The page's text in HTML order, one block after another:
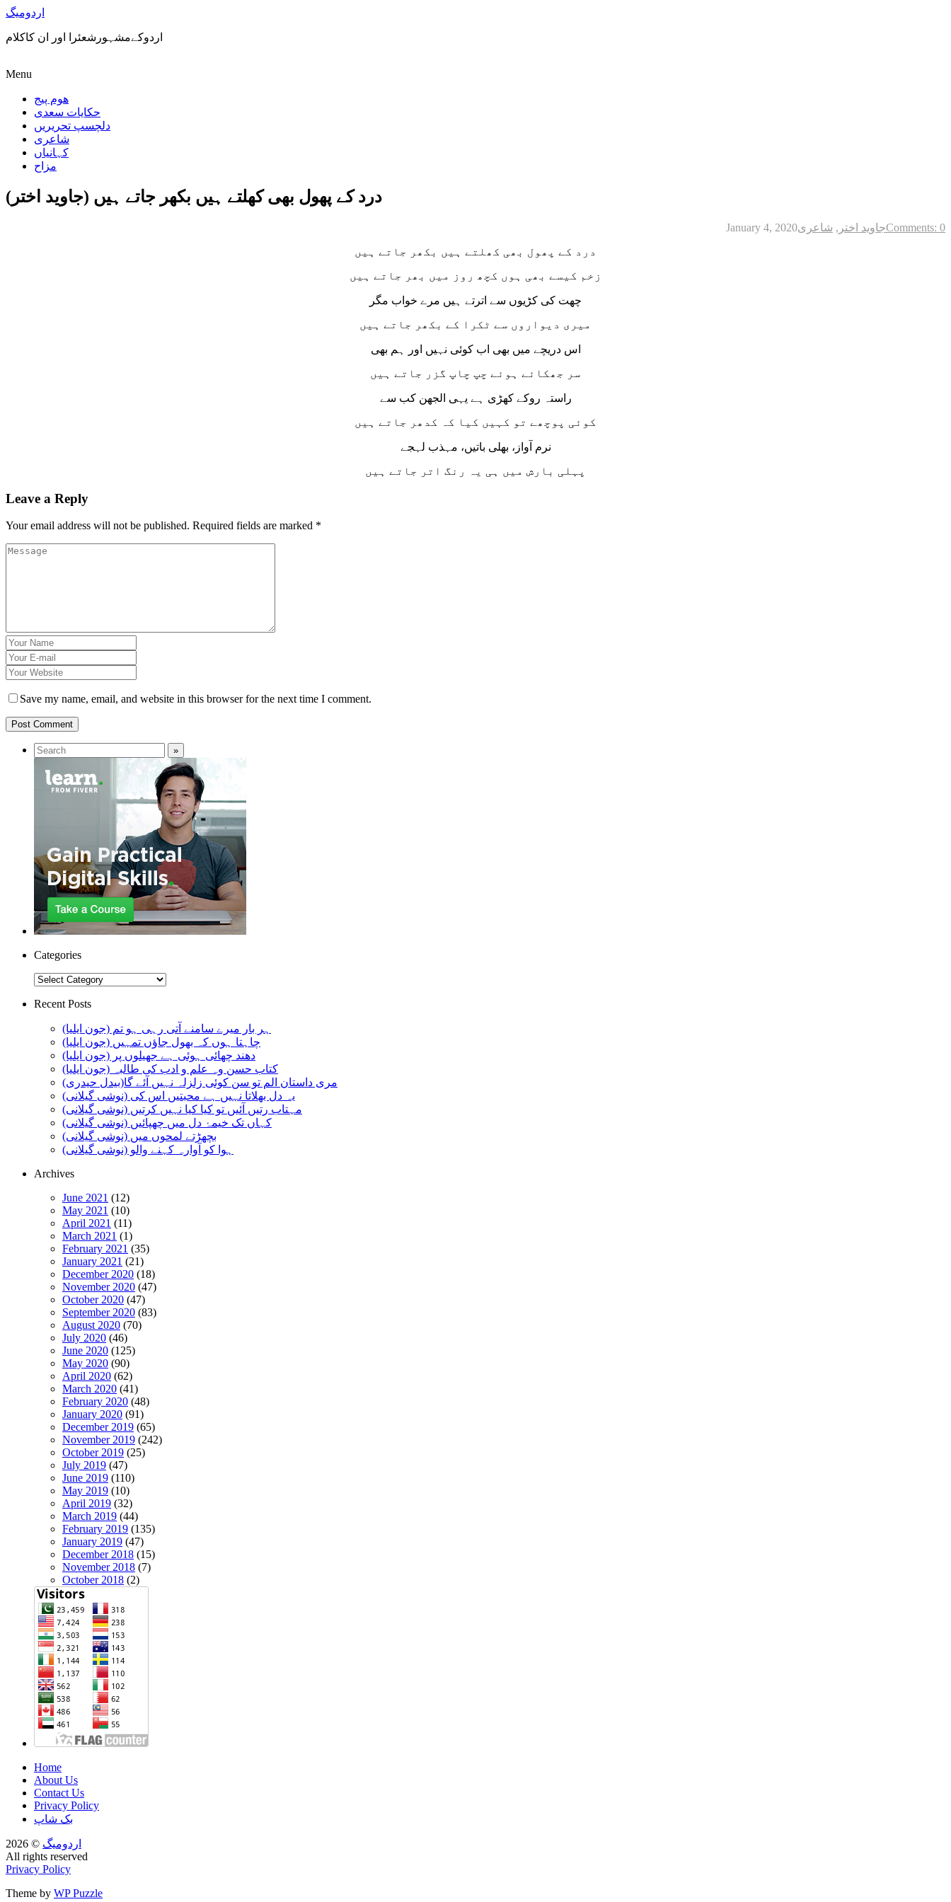
اردومیگ
اردوکےمشہورشعئرا اور ان کاکلام
Menu
ھوم پیج
حکایات سعدی
دلچسپ تحریریں
شاعری
کہانیاں
مزاح
درد کے پھول بھی کھلتے ہیں بکھر جاتے ہیں (جاوید اختر)
January 4, 2020 جاوید اختر , شاعری
Comments: 0
درد کے پھول بھی کھلتے ہیں بکھر جاتے ہیں
زخم کیسے بھی ہوں کچھ روز میں بھر جاتے ہیں
چھت کی کڑیوں سے اترتے ہیں مرے خواب مگر
میری دیواروں سے ٹکرا کے بکھر جاتے ہیں
اس دریچے میں بھی اب کوئی نہیں اور ہم بھی
سر جھکائے ہوئے چپ چاپ گزر جاتے ہیں
راستہ روکے کھڑی ہے یہی الجھن کب سے
کوئی پوچھے تو کہیں کیا کہ کدھر جاتے ہیں
نرم آواز، بھلی باتیں، مہذب لہجے
پہلی بارش میں ہی یہ رنگ اتر جاتے ہیں
Leave a Reply
Your email address will not be published. Required fields are marked *
Save my name, email, and website in this browser for the next time I comment.
Categories
Categories
Recent Posts
ہر بار میرے سامنے آتی رہی ہو تم (جون ایلیا)
چاہتا ہوں کہ بھول جاؤں تمہیں (جون ایلیا)
دھند چھائی ہوئی ہے جھیلوں پر (جون ایلیا)
کتاب حسن وہ علم و ادب کی طالبہ (جون ایلیا)
مری داستان الم تو سن کوئی زلزلہ نہیں آئے گا(بیدل حیدری)
یہ دل بھلاتا نہیں ہے محبتیں اس کی (نوشی گیلانی)
مہتاب رتیں آئیں تو کیا کیا نہیں کرتیں (نوشی گیلانی)
کہاں تک خیمۂ دل میں چھپائیں (نوشی گیلانی)
بچھڑتے لمحوں میں (نوشی گیلانی)
ہوا کو آوارہ کہنے والو (نوشی گیلانی)
Archives
June 2021 (12)
May 2021 (10)
April 2021 (11)
March 2021 (1)
February 2021 (35)
January 2021 (21)
December 2020 (18)
November 2020 (47)
October 2020 (47)
September 2020 (83)
August 2020 (70)
July 2020 (46)
June 2020 (125)
May 2020 (90)
April 2020 (62)
March 2020 (41)
February 2020 (48)
January 2020 (91)
December 2019 (65)
November 2019 (242)
October 2019 (25)
July 2019 (47)
June 2019 (110)
May 2019 (10)
April 2019 (32)
March 2019 (44)
February 2019 (135)
January 2019 (47)
December 2018 (15)
November 2018 (7)
October 2018 (2)
Home
About Us
Contact Us
Privacy Policy
بک شاپ
اردومیگ © 2026
All rights reserved
Privacy Policy
Theme by WP Puzzle